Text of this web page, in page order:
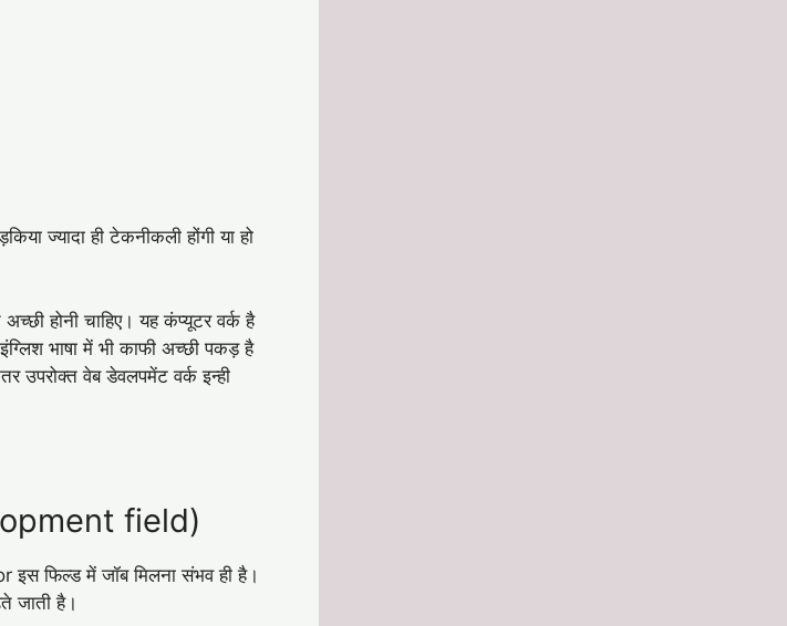
ज्यादा ही टेकनीकली होंगी या हो
होनी चाहिए। यह कंप्यूटर वर्क है
भाषा में भी काफी अच्छी पकड़ है
वेब डेवलपमेंट वर्क इन्ही
field)
फिल्ड में जॉब मिलना संभव ही है।
जाती है।